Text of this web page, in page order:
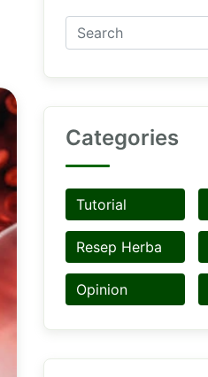
Categories
Tutorial
Resep Herba
Opinion